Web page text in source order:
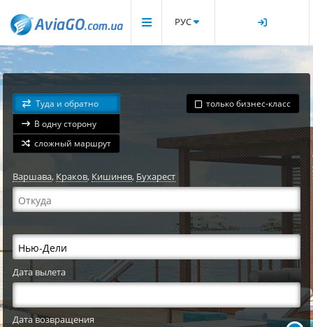
РУС
Туда и обратно
В одну сторону
сложный маршрут
только бизнес-класс
Варшава,Краков, Кишинев, Бухарест
Дата вылета
Дата возвращения